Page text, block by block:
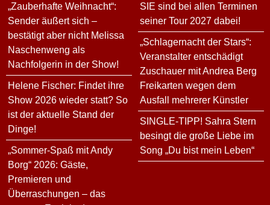
„Zauberhafte Weihnacht“:
Sender äußert sich –
bestätigt aber nicht Melissa
Naschenweng als
Nachfolgerin in der Show!
Helene Fischer: Findet ihre
Show 2026 wieder statt? So
ist der aktuelle Stand der
Dinge!
„Sommer-Spaß mit Andy
Borg“ 2026: Gäste,
Premieren und
Überraschungen – das
SIE sind bei allen Terminen
seiner Tour 2027 dabei!
„Schlagernacht der Stars“:
Veranstalter entschädigt
Zuschauer mit Andrea Berg
Freikarten wegen dem
Ausfall mehrerer Künstler
SINGLE-TIPP! Sahra Stern
besingt die große Liebe im
Song „Du bist mein Leben“